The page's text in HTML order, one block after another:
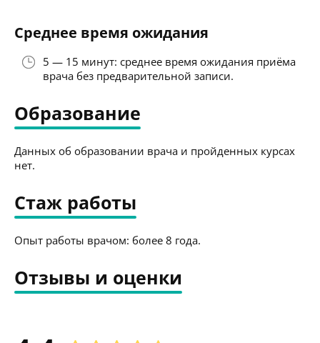
Среднее время ожидания
5 — 15 минут: среднее время ожидания приёма
врача без предварительной записи.
Образование
Данных об образовании врача и пройденных курсах
нет.
Стаж работы
Опыт работы врачом: более 8 года.
Отзывы и оценки